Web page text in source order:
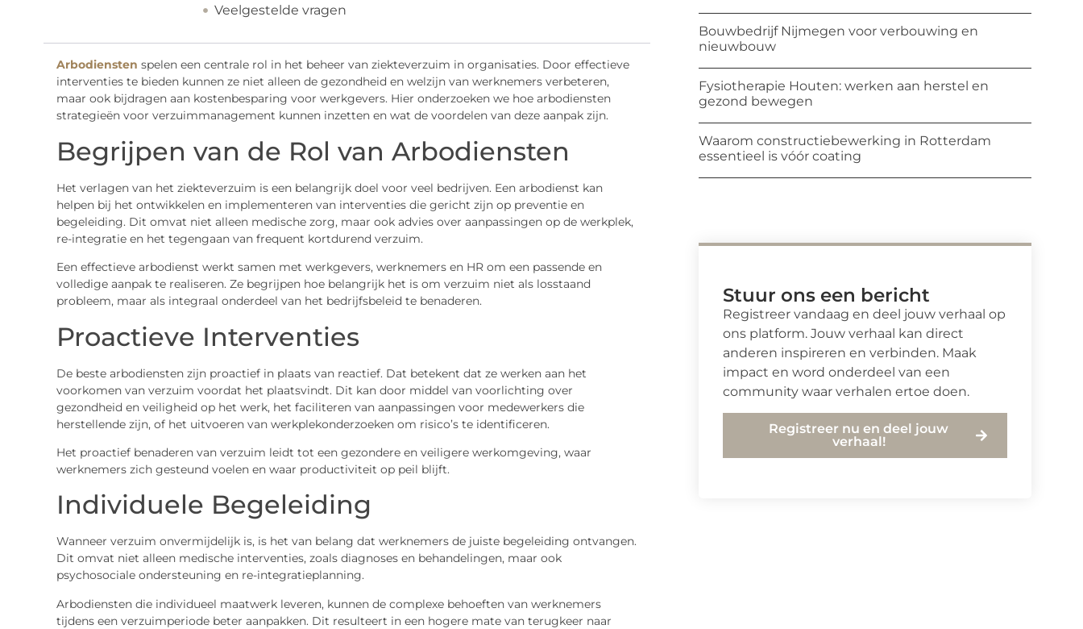
Veelgestelde vragen
Arbodiensten spelen een centrale rol in het beheer van ziekteverzuim in organisaties. Door effectieve
interventies te bieden kunnen ze niet alleen de gezondheid en welzijn van werknemers verbeteren,
maar ook bijdragen aan kostenbesparing voor werkgevers. Hier onderzoeken we hoe arbodiensten
strategieën voor verzuimmanagement kunnen inzetten en wat de voordelen van deze aanpak zijn.
Begrijpen van de Rol van Arbodiensten
Het verlagen van het ziekteverzuim is een belangrijk doel voor veel bedrijven. Een arbodienst kan
helpen bij het ontwikkelen en implementeren van interventies die gericht zijn op preventie en
begeleiding. Dit omvat niet alleen medische zorg, maar ook advies over aanpassingen op de werkplek,
re-integratie en het tegengaan van frequent kortdurend verzuim.
Een effectieve arbodienst werkt samen met werkgevers, werknemers en HR om een passende en
volledige aanpak te realiseren. Ze begrijpen hoe belangrijk het is om verzuim niet als losstaand
probleem, maar als integraal onderdeel van het bedrijfsbeleid te benaderen.
Proactieve Interventies
De beste arbodiensten zijn proactief in plaats van reactief. Dat betekent dat ze werken aan het
voorkomen van verzuim voordat het plaatsvindt. Dit kan door middel van voorlichting over
gezondheid en veiligheid op het werk, het faciliteren van aanpassingen voor medewerkers die
herstellende zijn, of het uitvoeren van werkplekonderzoeken om risico’s te identificeren.
Het proactief benaderen van verzuim leidt tot een gezondere en veiligere werkomgeving, waar
werknemers zich gesteund voelen en waar productiviteit op peil blijft.
Individuele Begeleiding
Wanneer verzuim onvermijdelijk is, is het van belang dat werknemers de juiste begeleiding ontvangen.
Dit omvat niet alleen medische interventies, zoals diagnoses en behandelingen, maar ook
psychosociale ondersteuning en re-integratieplanning.
Arbodiensten die individueel maatwerk leveren, kunnen de complexe behoeften van werknemers
tijdens een verzuimperiode beter aanpakken. Dit resulteert in een hogere mate van terugkeer naar
Bouwbedrijf Nijmegen voor verbouwing en
nieuwbouw
Fysiotherapie Houten: werken aan herstel en
gezond bewegen
Waarom constructiebewerking in Rotterdam
essentieel is vóór coating
Stuur ons een bericht
Registreer vandaag en deel jouw verhaal op
ons platform. Jouw verhaal kan direct
anderen inspireren en verbinden. Maak
impact en word onderdeel van een
community waar verhalen ertoe doen.
Registreer nu en deel jouw
verhaal!